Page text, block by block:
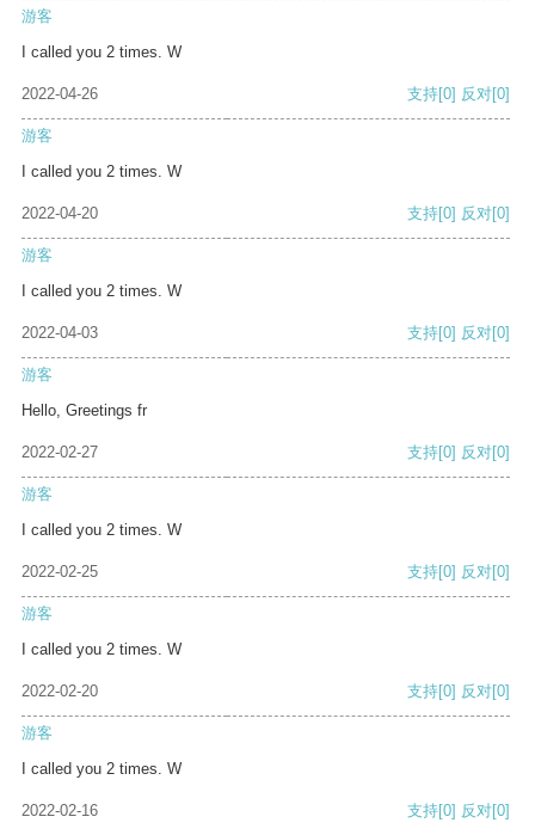
游客
I called you 2 times. W
2022-04-26 支持[0] 反对[0]
游客
I called you 2 times. W
2022-04-20 支持[0] 反对[0]
游客
I called you 2 times. W
2022-04-03 支持[0] 反对[0]
游客
Hello, Greetings fr
2022-02-27 支持[0] 反对[0]
游客
I called you 2 times. W
2022-02-25 支持[0] 反对[0]
游客
I called you 2 times. W
2022-02-20 支持[0] 反对[0]
游客
I called you 2 times. W
2022-02-16 支持[0] 反对[0]